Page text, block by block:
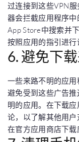
过连接到这些VPN
器会拦截应用程序
App Store中搜索并
按照应用的指引进行
6. 避免下
一些来路不明的应
避免受到这些广告
明的应用。在下载
论，以了解其他用
在官方应用商店下载